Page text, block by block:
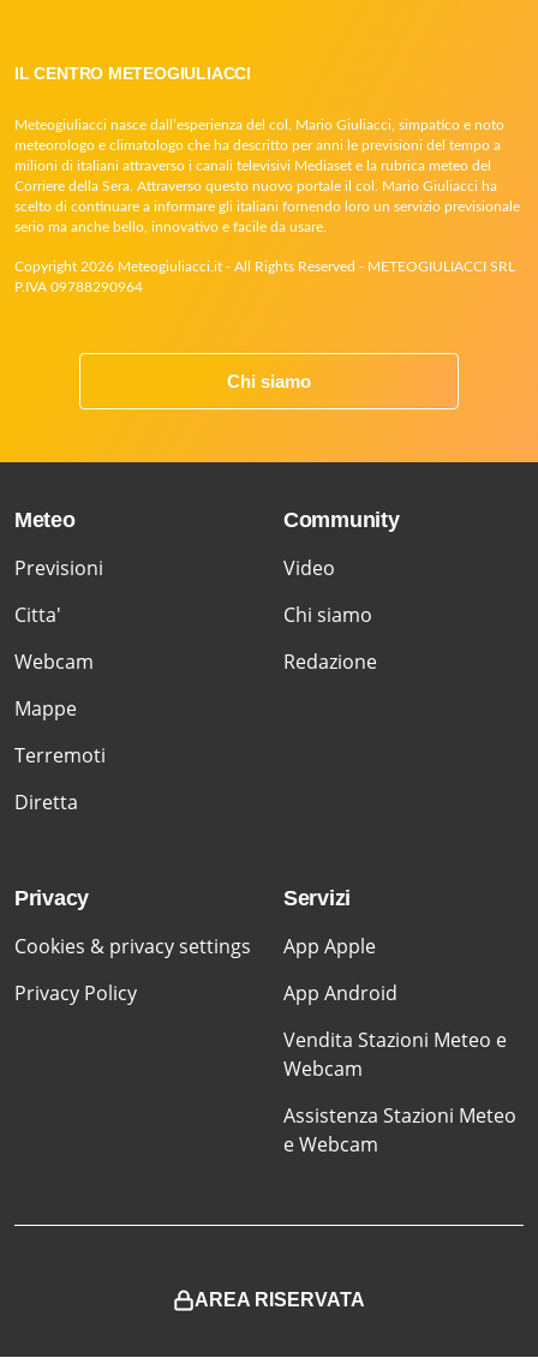
IL CENTRO METEOGIULIACCI
Meteogiuliacci nasce dall’esperienza del col. Mario Giuliacci, simpatico e noto
meteorologo e climatologo che ha descritto per anni le previsioni del tempo a
milioni di italiani attraverso i canali televisivi Mediaset e la rubrica meteo del
Corriere della Sera. Attraverso questo nuovo portale il col. Mario Giuliacci ha
scelto di continuare a informare gli italiani fornendo loro un servizio previsionale
serio ma anche bello, innovativo e facile da usare.
Copyright 2026 Meteogiuliacci.it - All Rights Reserved - METEOGIULIACCI SRL
P.IVA 09788290964
Chi siamo
Meteo
Previsioni
Citta'
Webcam
Mappe
Terremoti
Diretta
Community
Video
Chi siamo
Redazione
Privacy
Cookies & privacy settings
Privacy Policy
Servizi
App Apple
App Android
Vendita Stazioni Meteo e
Webcam
Assistenza Stazioni Meteo
e Webcam
AREA RISERVATA